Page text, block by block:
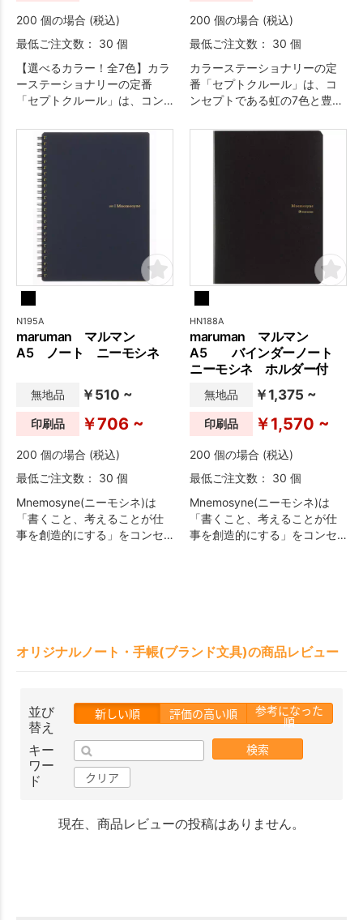
200 個の場合 (税込)
最低ご注文数： 30 個
【選べるカラー！全7色】カラ
ーステーショナリーの定番
「セプトクルール」は、コン
バリエーションで、もっと便
利に、もっと楽しく日常を彩
ります。本体ほぼ全面に印刷
が可能なのでオリジナリティ
の高いアイテムを作成された
い方にも大変おすすめです。
200 個の場合 (税込)
最低ご注文数： 30 個
カラーステーショナリーの定
番「セプトクルール」は、コ
ンセプトである虹の7色と豊富
便利に、もっと楽しく日常を
N195A
maruman マルマン
A5 ノート ニーモシネ
無地品 ￥510 ~
印刷品 ￥706 ~
200 個の場合 (税込)
最低ご注文数： 30 個
Mnemosyne(ニーモシネ)は
「書くこと、考えることが仕
事を創造的にする」をコンセ
HN188A
maruman マルマン
A5 バインダーノート
ニーモシネ ホルダー付
無地品 ￥1,375 ~
印刷品 ￥1,570 ~
200 個の場合 (税込)
最低ご注文数： 30 個
Mnemosyne(ニーモシネ)は
「書くこと、考えることが仕
事を創造的にする」をコンセ
オリジナルノート・手帳(ブランド文具)の商品レビュー
並び
替え
新しい順 評価の高い順 参考になった
順
キー
ワー
ド
検索
クリア
現在、商品レビューの投稿はありません。